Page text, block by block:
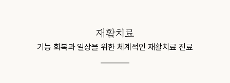
재활치료
기능 회복과 일상을 위한 체계적인 재활치료 진료